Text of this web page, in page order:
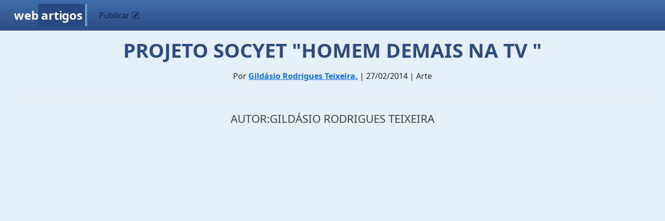
web artigos Publicar
PROJETO SOCYET "HOMEM DEMAIS NA TV "
Por Gildásio Rodrigues Teixeira. | 27/02/2014 | Arte
AUTOR:GILDÁSIO RODRIGUES TEIXEIRA